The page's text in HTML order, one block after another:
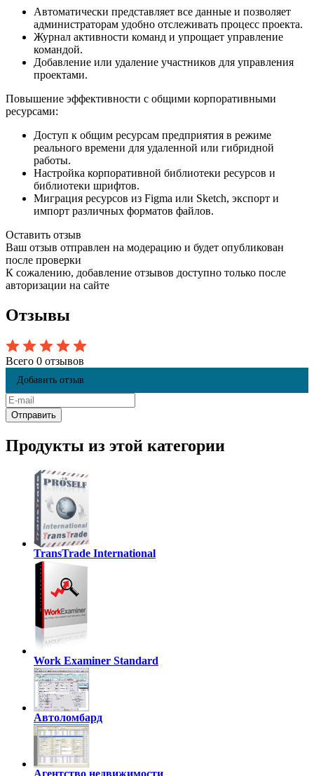
Автоматически представляет все данные и позволяет
администраторам удобно отслеживать процесс проекта.
Журнал активности команд и упрощает управление
командой.
Добавление или удаление участников для управления
проектами.
Повышение эффективности с общими корпоративными
ресурсами:
Доступ к общим ресурсам предприятия в режиме
реального времени для удаленной или гибридной
работы.
Настройка корпоративной библиотеки ресурсов и
библиотеки шрифтов.
Миграция ресурсов из Figma или Sketch, экспорт и
импорт различных форматов файлов.
Оставить отзыв
Ваш отзыв отправлен на модерацию и будет опубликован
после проверки
К сожалению, добавление отзывов доступно только после
авторизации на сайте
Отзывы
Всего 0 отзывов
Добавить отзыв
Продукты из этой категории
TransTrade International
Work Examiner Standard
Автоломбард
Агентство недвижимости